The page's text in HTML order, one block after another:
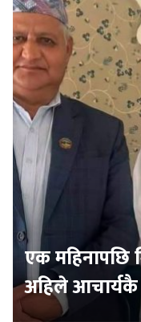
एक महिनापछि
अहिले आचार्यकै